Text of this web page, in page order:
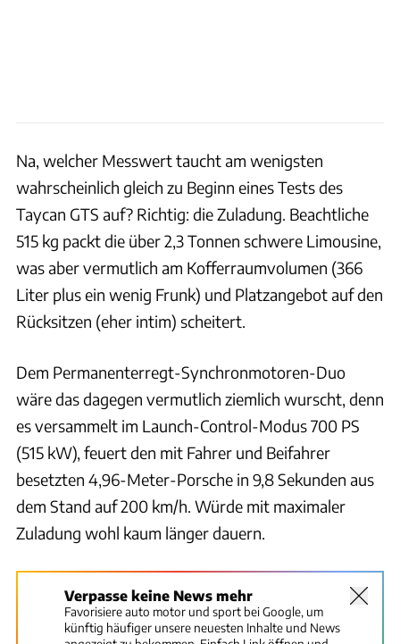
Na, welcher Messwert taucht am wenigsten
wahrscheinlich gleich zu Beginn eines Tests des
Taycan GTS auf? Richtig: die Zuladung. Beachtliche
515 kg packt die über 2,3 Tonnen schwere Limousine,
was aber vermutlich am Kofferraumvolumen (366
Liter plus ein wenig Frunk) und Platzangebot auf den
Rücksitzen (eher intim) scheitert.
Dem Permanenterregt-Synchronmotoren-Duo
wäre das dagegen vermutlich ziemlich wurscht, denn
es versammelt im Launch-Control-Modus 700 PS
(515 kW), feuert den mit Fahrer und Beifahrer
besetzten 4,96-Meter-Porsche in 9,8 Sekunden aus
dem Stand auf 200 km/h. Würde mit maximaler
Zuladung wohl kaum länger dauern.
Verpasse keine News mehr
Favorisiere auto motor und sport bei Google, um
künftig häufiger unsere neuesten Inhalte und News